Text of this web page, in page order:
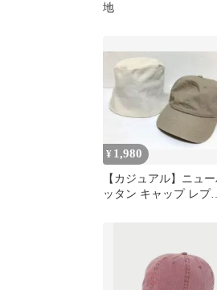
地
¥ 1,980
【カジュアル】ニュ
ッタン キャップ レプ